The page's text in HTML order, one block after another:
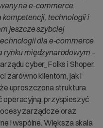
na e-commerce.
kompetencji, technologii i
jeszcze szybciej
dla e-commerce
rynku międzynarodowym–
cyber_Folks i Shoper.
zarówno klientom, jak i
uproszczona struktura
przyspieszyć
zarządcze oraz
i wspólne. Większa skala